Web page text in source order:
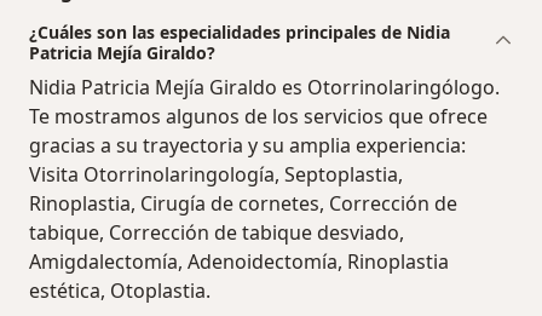
¿Cuáles son las especialidades principales de Nidia
Patricia Mejía Giraldo?
Nidia Patricia Mejía Giraldo es Otorrinolaringólogo.
Te mostramos algunos de los servicios que ofrece
gracias a su trayectoria y su amplia experiencia:
Visita Otorrinolaringología, Septoplastia,
Rinoplastia, Cirugía de cornetes, Corrección de
tabique, Corrección de tabique desviado,
Amigdalectomía, Adenoidectomía, Rinoplastia
estética, Otoplastia.